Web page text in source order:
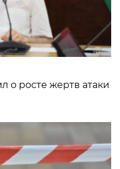
о росте жертв атаки